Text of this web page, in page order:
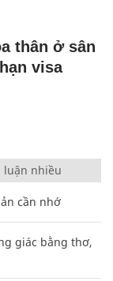
thân ở sân
visa
luận nhiều
cần nhớ
giác bằng thơ,